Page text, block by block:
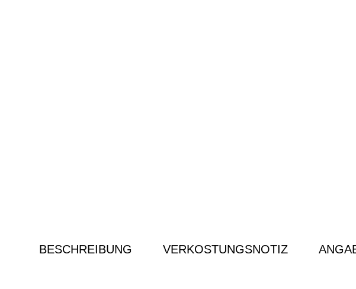
BESCHREIBUNG VERKOSTUNGSNOTIZ